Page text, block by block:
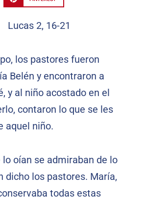
los pastores fueron
Belén y encontraron a
y al niño acostado en el
contaron lo que se les
aquel niño.
lo oían se admiraban de lo
dicho los pastores. María,
todas estas